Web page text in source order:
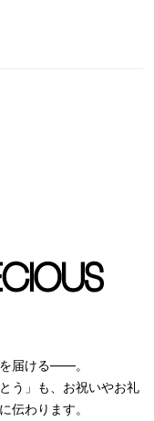
届ける――。
う」も、お祝いやお礼
伝わります。